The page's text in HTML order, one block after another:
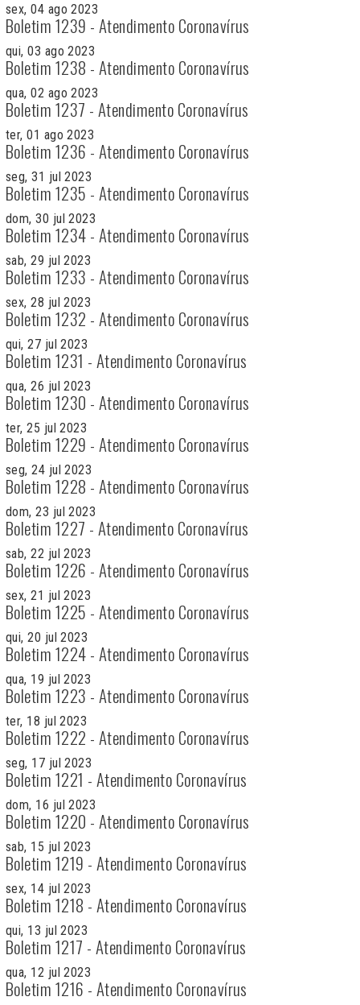
sex, 04 ago 2023
Boletim 1239 - Atendimento Coronavírus
qui, 03 ago 2023
Boletim 1238 - Atendimento Coronavírus
qua, 02 ago 2023
Boletim 1237 - Atendimento Coronavírus
ter, 01 ago 2023
Boletim 1236 - Atendimento Coronavírus
seg, 31 jul 2023
Boletim 1235 - Atendimento Coronavírus
dom, 30 jul 2023
Boletim 1234 - Atendimento Coronavírus
sab, 29 jul 2023
Boletim 1233 - Atendimento Coronavírus
sex, 28 jul 2023
Boletim 1232 - Atendimento Coronavírus
qui, 27 jul 2023
Boletim 1231 - Atendimento Coronavírus
qua, 26 jul 2023
Boletim 1230 - Atendimento Coronavírus
ter, 25 jul 2023
Boletim 1229 - Atendimento Coronavírus
seg, 24 jul 2023
Boletim 1228 - Atendimento Coronavírus
dom, 23 jul 2023
Boletim 1227 - Atendimento Coronavírus
sab, 22 jul 2023
Boletim 1226 - Atendimento Coronavírus
sex, 21 jul 2023
Boletim 1225 - Atendimento Coronavírus
qui, 20 jul 2023
Boletim 1224 - Atendimento Coronavírus
qua, 19 jul 2023
Boletim 1223 - Atendimento Coronavírus
ter, 18 jul 2023
Boletim 1222 - Atendimento Coronavírus
seg, 17 jul 2023
Boletim 1221 - Atendimento Coronavírus
dom, 16 jul 2023
Boletim 1220 - Atendimento Coronavírus
sab, 15 jul 2023
Boletim 1219 - Atendimento Coronavírus
sex, 14 jul 2023
Boletim 1218 - Atendimento Coronavírus
qui, 13 jul 2023
Boletim 1217 - Atendimento Coronavírus
qua, 12 jul 2023
Boletim 1216 - Atendimento Coronavírus